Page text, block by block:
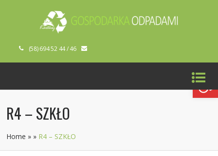
Open toolbar
(58) 694 52 44 / 46
R4 – SZKŁO
Home » » R4 – SZKŁO